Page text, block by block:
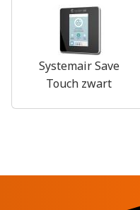
Systemair Save
Touch zwart